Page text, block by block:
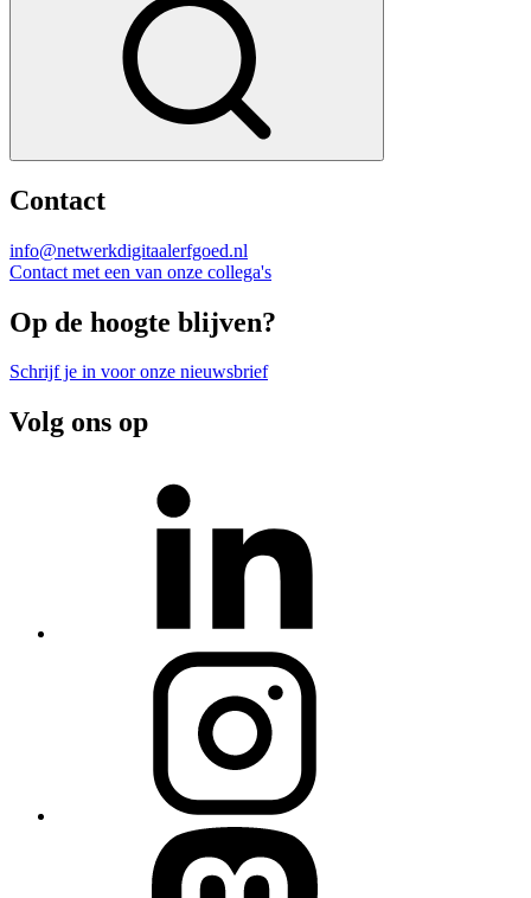
Contact
info@netwerkdigitaalerfgoed.nl
Contact met een van onze collega's
Op de hoogte blijven?
Schrijf je in voor onze nieuwsbrief
Volg ons op